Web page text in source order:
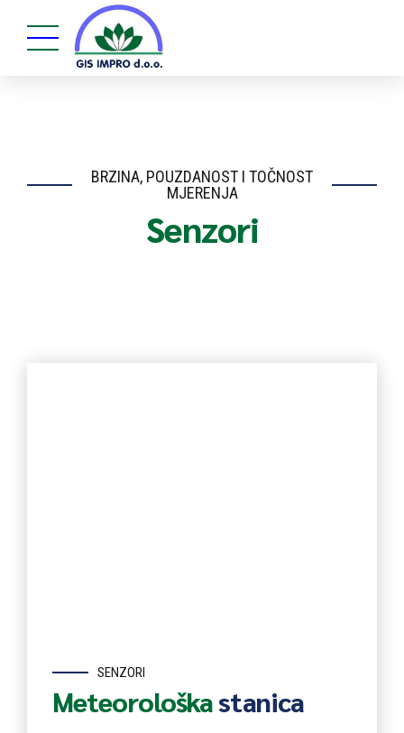
BRZINA, POUZDANOST I TOČNOST
MJERENJA
Senzori
SENZORI
Meteorološkastanica